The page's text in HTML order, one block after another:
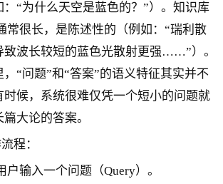
：“为什么天空是蓝色的？”）。知识库
常很长，是陈述性的（例如：“瑞利散
波长较短的蓝色光散射更强……”）。
“问题”和“答案”的语义特征其实并不
时候，系统很难仅凭一个短小的问题就
大论的答案。
程：
户输入一个问题（Query）。